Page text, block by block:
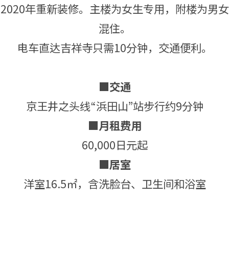
2020年重新装修。主楼为女生专用，附楼为男女
混住。
电车直达吉祥寺只需10分钟，交通便利。
■交通
京王井之头线“浜田山”站步行约9分钟
■月租费用
60,000日元起
■居室
洋室16.5㎡，含洗脸台、卫生间和浴室